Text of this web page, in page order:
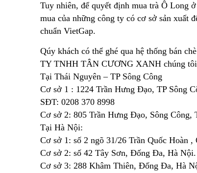
Tuy nhiên, để quyết định mua trà Ô Long
mua của những công ty có cơ sở sản xuất
chuẩn VietGap.
Qúy khách có thể ghé qua hệ thống bán
TY TNHH TÂN CƯƠNG XANH chúng
Tại Thái Nguyên – TP Sông Công
Cơ sở 1 : 1224 Trần Hưng Đạo, TP Sông
SĐT: 0208 370 8998
Cơ sở 2: 805 Trần Hưng Đạo, Sông Công,
Tại Hà Nội:
Cơ sở 1: số 2 ngõ 31/26 Trần Quốc Hoàn ,
Cơ sở 2: số 42 Tây Sơn, Đống Đa, Hà Nội.
Cơ sở 3: 288 Khâm Thiên, Đống Đa, Hà